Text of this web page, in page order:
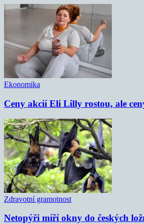
Ekonomika
Ceny akcií Eli Lilly rostou, ale
Zdravotní gramotnost
Netopýři míří okny do českých